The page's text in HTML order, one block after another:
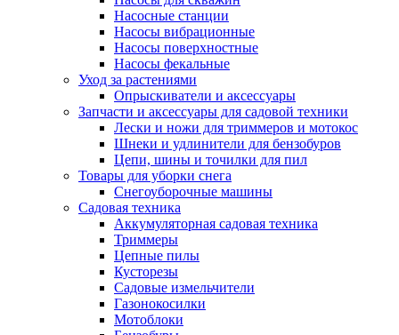
Насосные станции
Насосы вибрационные
Насосы поверхностные
Насосы фекальные
Уход за растениями
Опрыскиватели и аксессуары
Запчасти и аксессуары для садовой техники
Лески и ножи для триммеров и мотокос
Шнеки и удлинители для бензобуров
Цепи, шины и точилки для пил
Товары для уборки снега
Снегоуборочные машины
Садовая техника
Аккумуляторная садовая техника
Триммеры
Цепные пилы
Кусторезы
Садовые измельчители
Газонокосилки
Мотоблоки